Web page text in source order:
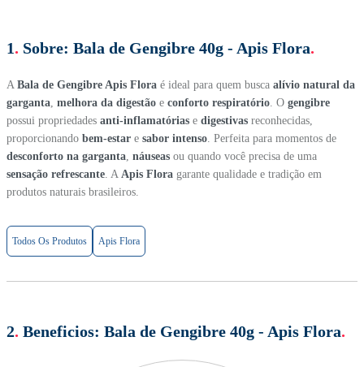
1. Sobre: Bala de Gengibre 40g - Apis Flora.
A Bala de Gengibre Apis Flora é ideal para quem busca alívio natural da
garganta melhora da digestão e conforto respiratório . O gengibre
possui propriedades anti-inflamatórias e digestivas reconhecidas,
proporcionando bem-estar e sabor intenso . Perfeita para momentos de
desconforto na garganta náuseas ou quando você precisa de uma
sensação refrescante . A Apis Flora garante qualidade e tradição em
produtos naturais brasileiros.
Todos Os Produtos Apis Flora
2. Beneficios: Bala de Gengibre 40g - Apis Flora.